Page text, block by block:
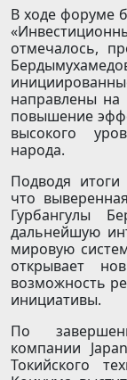
В ходе форуме
отмечалось,
направлены на
повышение
высокого
народа.
Подводя
что
Гурбангулы
дальнейшую
мировую
открывает
возможность
инициативы.
По
компании
Токийского